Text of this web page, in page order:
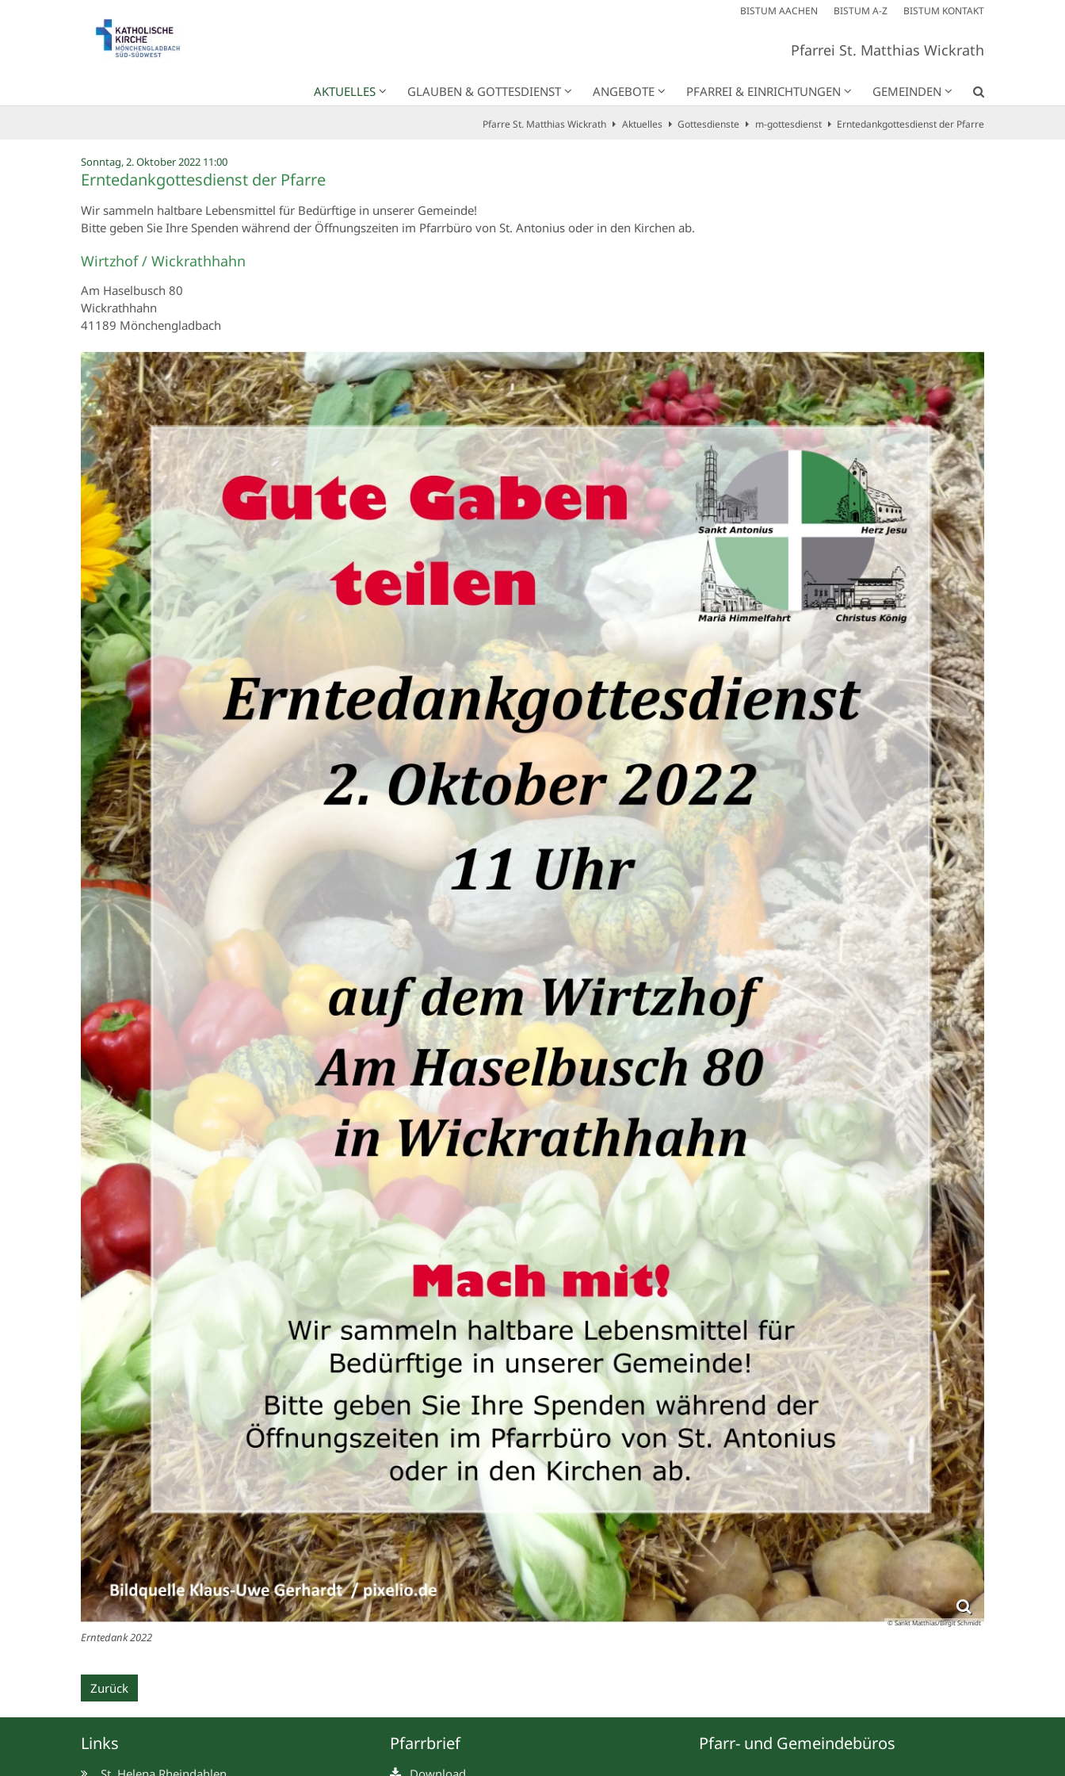
BISTUM AACHEN BISTUM A-Z BISTUM KONTAKT
Pfarrei St. Matthias Wickrath
AKTUELLES GLAUBEN & GOTTESDIENST ANGEBOTE PFARREI & EINRICHTUNGEN GEMEINDEN
Pfarre St. Matthias Wickrath Aktuelles Gottesdienste m-gottesdienst Erntedankgottesdienst der Pfarre
Sonntag, 2. Oktober 2022 11:00:
Erntedankgottesdienst der Pfarre
Wir sammeln haltbare Lebensmittel für Bedürftige in unserer Gemeinde!
Bitte geben Sie Ihre Spenden während der Öffnungszeiten im Pfarrbüro von St. Antonius oder in den Kirchen ab.
Wirtzhof / Wickrathhahn
Am Haselbusch 80
Wickrathhahn
41189 Mönchengladbach
© Sankt Matthias/Birgit Schmidt
Erntedank 2022
Zurück
Links Pfarrbrief Pfarr- und Gemeindebüros